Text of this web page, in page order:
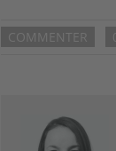
COMMENTER